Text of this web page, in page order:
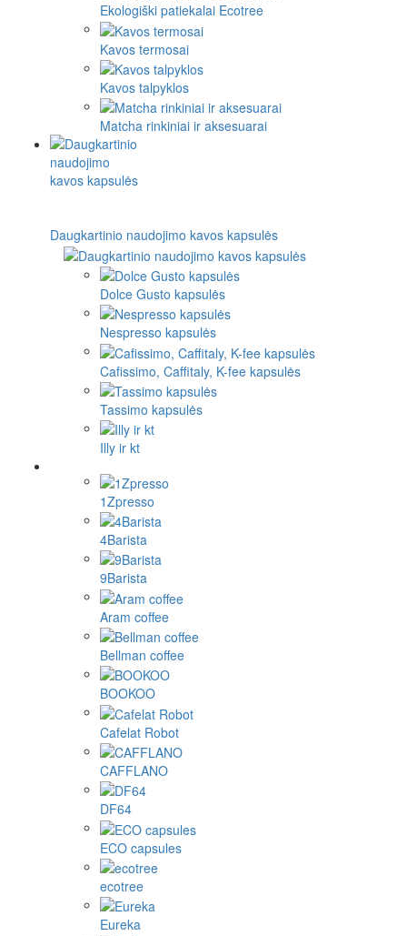
Ekologiški patiekalai Ecotree
Kavos termosai
Kavos talpyklos
Matcha rinkiniai ir aksesuarai
Daugkartinio naudojimo kavos kapsulės
Dolce Gusto kapsulės
Nespresso kapsulės
Cafissimo, Caffitaly, K-fee kapsulės
Tassimo kapsulės
Illy ir kt
1Zpresso
4Barista
9Barista
Aram coffee
Bellman coffee
BOOKOO
Cafelat Robot
CAFFLANO
DF64
ECO capsules
ecotree
Eureka